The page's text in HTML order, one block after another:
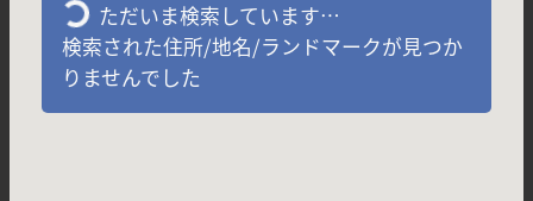
ただいま検索しています…
検索された住所/地名/ランドマークが見つか
りませんでした